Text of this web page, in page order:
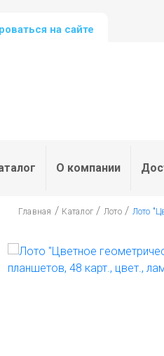
на сайте
О компании
Главная / Каталог / Лото / Лото